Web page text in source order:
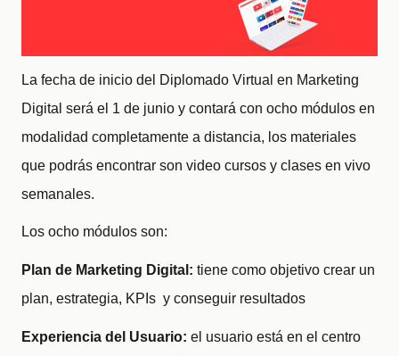
La fecha de inicio del Diplomado Virtual en Marketing
Digital será el 1 de junio y contará con ocho módulos en
modalidad completamente a distancia, los materiales
que podrás encontrar son video cursos y clases en vivo
semanales.
Los ocho módulos son:
Plan de Marketing Digital: tiene como objetivo crear un
plan, estrategia, KPIs y conseguir resultados
Experiencia del Usuario: el usuario está en el centro